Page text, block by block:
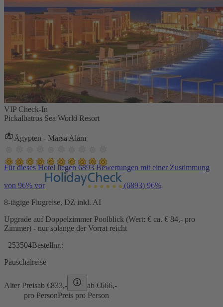
VIP Check-In
Pickalbatros Sea World Resort
Ägypten - Marsa Alam
Für dieses Hotel liegen 6893 Bewertungen mit einer Zustimmung
von 96% vor (6893) 96%
8-tägige Flugreise, DZ inkl. AI
Upgrade auf Doppelzimmer Poolblick (Wert: € ca. € 84,- pro
Zimmer) - nur solange der Vorrat reicht
253504Bestellnr.:
Pauschalreise
Alter Preisab €833,- ab €666,-
pro PersonPreis pro Person